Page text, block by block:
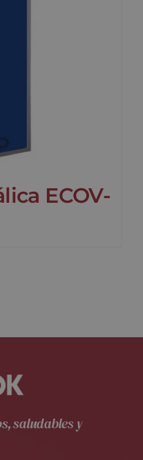
ECOV-
saludables y